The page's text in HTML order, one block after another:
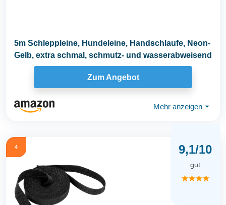
5m Schleppleine, Hundeleine, Handschlaufe, Neon-
Gelb, extra schmal, schmutz- und wasserabweisend
Zum Angebot
Mehr anzeigen ⏷
4 9,1/10
gut
★★★★